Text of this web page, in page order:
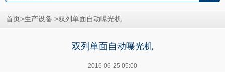
首页 >生产设备 >双列单面自动曝光机
双列单面自动曝光机
2016-06-25 05:00